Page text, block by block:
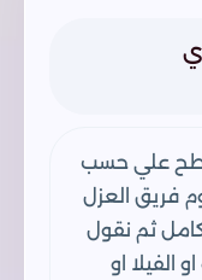
علي حسب
فريق العزل
ثم نقول
الفيلا او